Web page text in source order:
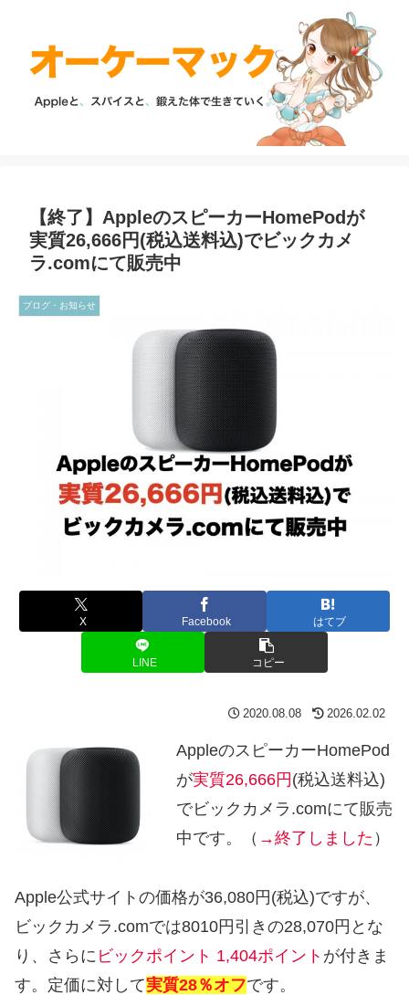
【終了】AppleのスピーカーHomePodが
実質26,666円(税込送料込)でビックカメ
ラ.comにて販売中
ブログ・お知らせ
X Facebook はてブ
LINE コピー
2020.08.08 2026.02.02
AppleのスピーカーHomePod
が実質26,666円 (税込送料込)
でビックカメラ.comにて販売
中です。（ →終了しました ）
Apple公式サイトの価格が36,080円(税込)ですが、
ビックカメラ.comでは8010円引きの28,070円とな
り、さらに ビックポイント 1,404ポイント が付きま
す。定価に対して実質28％オフです。